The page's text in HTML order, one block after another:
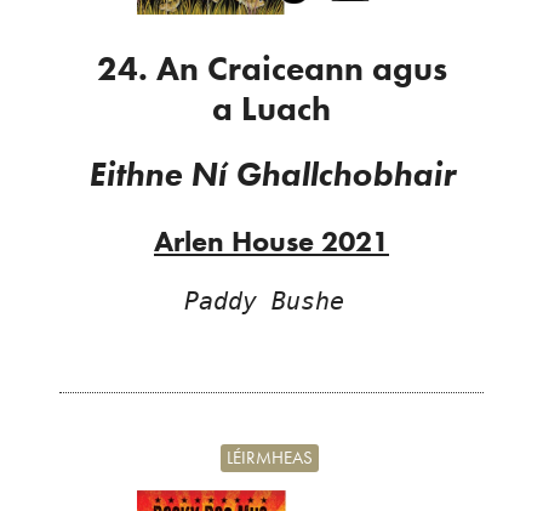
24. An Craiceann agus
a Luach
Eithne Ní Ghallchobhair
Arlen House 2021
Paddy Bushe
LÉIRMHEAS